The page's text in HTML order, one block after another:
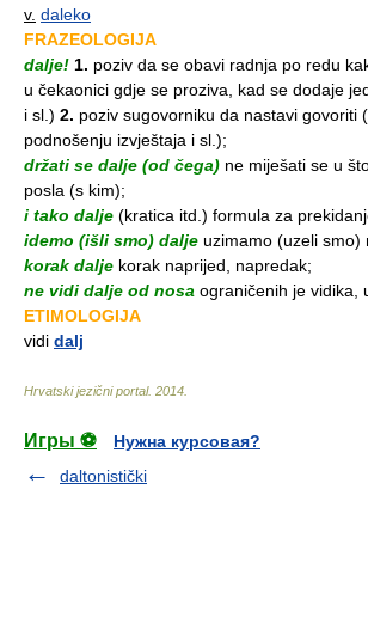
v. daleko
FRAZEOLOGIJA
dalje! 1. poziv da se obavi radnja po redu
u čekaonici gdje se proziva, kad se dodaje
i sl.) 2. poziv sugovorniku da nastavi govoriti
podnošenju izvještaja i sl.);
držati se dalje (od čega) ne miješati se u
posla (s kim);
i tako dalje (kratica itd.) formula za
idemo (išli smo) dalje uzimamo (uzeli smo)
korak dalje korak naprijed, napredak;
ne vidi dalje od nosa ograničenih je vidika,
ETIMOLOGIJA
vidi dalj
Hrvatski jezični portal. 2014
Игры ⚽
Нужна курсовая?
daltonistički